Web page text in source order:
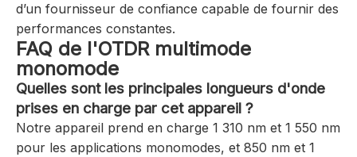
d’un fournisseur de confiance capable de fournir des
performances constantes.
FAQ de l'OTDR multimode
monomode
Quelles sont les principales longueurs d'onde
prises en charge par cet appareil ?
Notre appareil prend en charge 1 310 nm et 1 550 nm
pour les applications monomodes, et 850 nm et 1